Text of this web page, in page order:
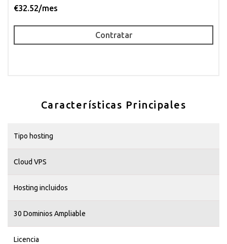
€32.52/mes
Contratar
Características Principales
Tipo hosting
Cloud VPS
Hosting incluidos
30 Dominios Ampliable
Licencia